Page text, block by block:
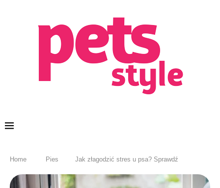
Home Pies Jak złagodzić stres u psa? Sprawdź